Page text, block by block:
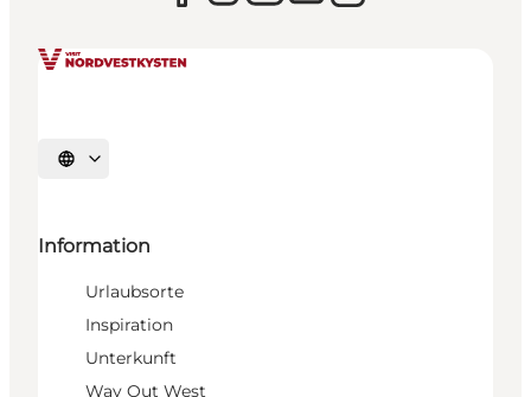
Sprache auswählen
Information
Urlaubsorte
Inspiration
Unterkunft
Way Out West